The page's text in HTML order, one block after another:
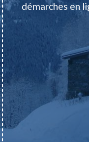
démarches en